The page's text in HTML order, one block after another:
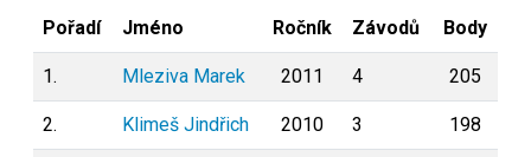
Pořadí Jméno Ročník Závodů Body
1. Mleziva Marek 2011 4 205
2. Klimeš Jindřich 2010 3 198